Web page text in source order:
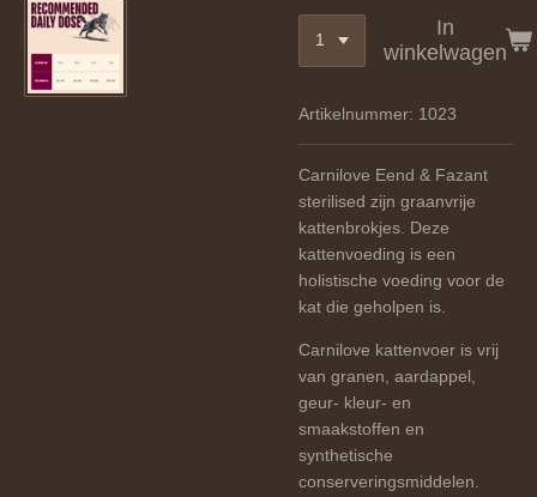
In
winkelwagen
Artikelnummer: 1023
Carnilove Eend & Fazant
sterilised zijn graanvrije
kattenbrokjes. Deze
kattenvoeding is een
holistische voeding voor de
kat die geholpen is.
Carnilove kattenvoer is vrij
van granen, aardappel,
geur- kleur- en
smaakstoffen en
synthetische
conserveringsmiddelen.